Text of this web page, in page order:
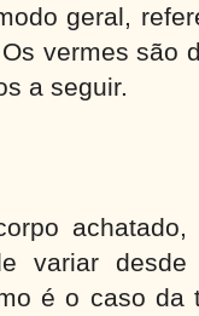
geral,
vermes são
a seguir.
variar
é o caso da